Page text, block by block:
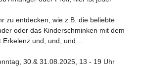
zu entdecken, wie z.B. die beliebte
oder das Kinderschminken mit dem
und, und, und…
30.& 31.08.2025, 13 - 19 Uhr